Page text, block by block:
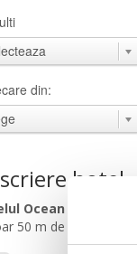
din:
hotel
Ocean Blue 4*
50 m de plaja.